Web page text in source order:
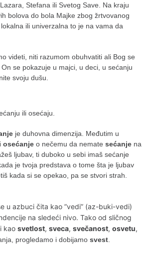
Stefana ili Svetog Save. Na kraju
bolova do bola Majke zbog žrtvovanog
ili univerzalna to je na vama da
videti, niti razumom obuhvatiti ali Bog se
se pokazuje u majci, u deci, u sećanju
svoju dušu.
ili osećaju.
je duhovna dimenzija. Međutim u
osećanje o nečemu da nemate sećanje na
ljubav, ti duboko u sebi imaš sećanje
je tvoja predstava o tome šta je ljubav
kada si se opekao, pa se stvori strah.
u azbuci čita kao ”vedi” (az-buki-vedi)
na sledeći nivo. Tako od sličnog
kao svetlost, sveca, svečanost, osvetu,
progledamo i dobijamo svest